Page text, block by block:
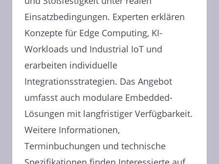
Einsatzbedingungen. Experten erklären
Konzepte für Edge Computing, KI-
Workloads und Industrial IoT und
erarbeiten individuelle
Integrationsstrategien. Das Angebot
umfasst auch modulare Embedded-
Lösungen mit langfristiger Verfügbarkeit.
Weitere Informationen,
Terminbuchungen und technische